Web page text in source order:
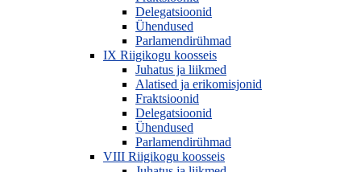
Delegatsioonid
Ühendused
Parlamendirühmad
IX Riigikogu koosseis
Juhatus ja liikmed
Alatised ja erikomisjonid
Fraktsioonid
Delegatsioonid
Ühendused
Parlamendirühmad
VIII Riigikogu koosseis